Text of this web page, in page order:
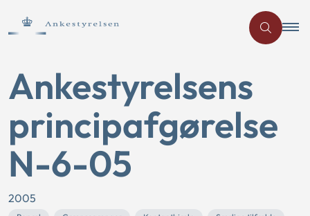
Ankestyrelsens
principafgørelse
N-6-05
2005